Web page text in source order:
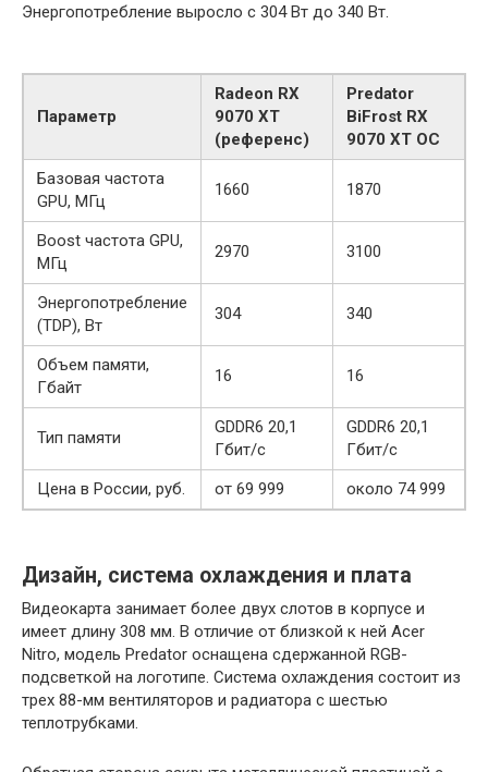
Энергопотребление выросло с 304 Вт до 340 Вт.
Параметр
Radeon RX
9070 XT
(референс)
Predator
BiFrost RX
9070 XT OC
Базовая частота
GPU, МГц
1660 1870
Boost частота GPU,
МГц
2970 3100
Энергопотребление
(TDP), Вт
304 340
Объем памяти,
Гбайт
16 16
Тип памяти
GDDR6 20,1
Гбит/с
GDDR6 20,1
Гбит/с
Цена в России, руб.
от 69 999 около 74 999
Дизайн, система охлаждения и плата
Видеокарта занимает более двух слотов в корпусе и
имеет длину 308 мм. В отличие от близкой к ней Acer
Nitro, модель Predator оснащена сдержанной RGB-
подсветкой на логотипе. Система охлаждения состоит из
трех 88-мм вентиляторов и радиатора с шестью
теплотрубками.